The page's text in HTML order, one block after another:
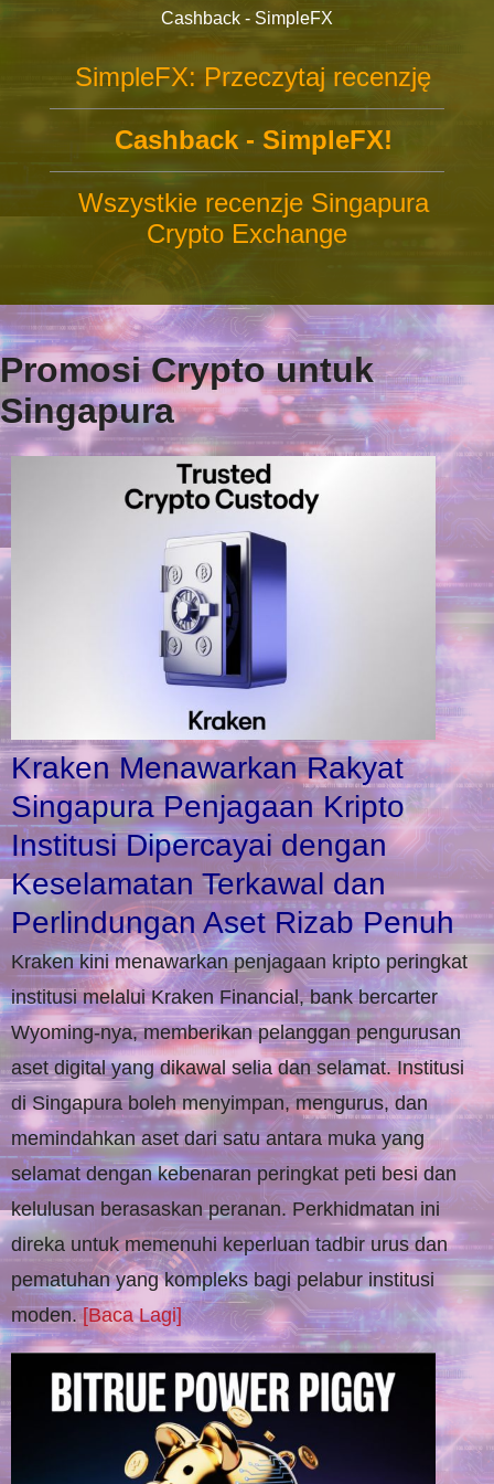
Cashback - SimpleFX
SimpleFX: Przeczytaj recenzję
Cashback - SimpleFX!
Wszystkie recenzje Singapura
Crypto Exchange
Promosi Crypto untuk
Singapura
Kraken Menawarkan Rakyat
Singapura Penjagaan Kripto
Institusi Dipercayai dengan
Keselamatan Terkawal dan
Perlindungan Aset Rizab Penuh
Kraken kini menawarkan penjagaan kripto peringkat
institusi melalui Kraken Financial, bank bercarter
Wyoming-nya, memberikan pelanggan pengurusan
aset digital yang dikawal selia dan selamat. Institusi
di Singapura boleh menyimpan, mengurus, dan
memindahkan aset dari satu antara muka yang
selamat dengan kebenaran peringkat peti besi dan
kelulusan berasaskan peranan. Perkhidmatan ini
direka untuk memenuhi keperluan tadbir urus dan
pematuhan yang kompleks bagi pelabur institusi
moden.[Baca Lagi]